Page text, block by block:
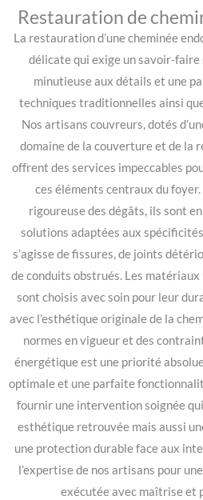
Restauration de
La restauration d’une cheminée
délicate qui exige un savoir-
minutieuse aux détails et une
techniques traditionnelles ainsi
Nos artisans couvreurs, dotés
domaine de la couverture et de la
offrent des services impeccables
ces éléments centraux du
rigoureuse des dégâts, ils sont
solutions adaptées aux
s’agisse de fissures, de joints
de conduits obstrués. Les
sont choisis avec soin pour leur
avec l’esthétique originale de la
normes en vigueur et des
énergétique est une priorité
optimale et une parfaite
fournir une intervention soignée
esthétique retrouvée mais aussi
une protection durable face aux
l’expertise de nos artisans pour
exécutée avec maîtrise et